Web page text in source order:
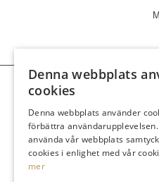
Denna webbplats
cookies
Denna webbplats använder
förbättra
använda vår webbplats
cookies i enlighet med vår
mer